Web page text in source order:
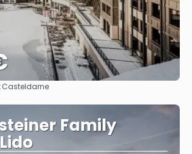
Vedere
Casteldarne
Family